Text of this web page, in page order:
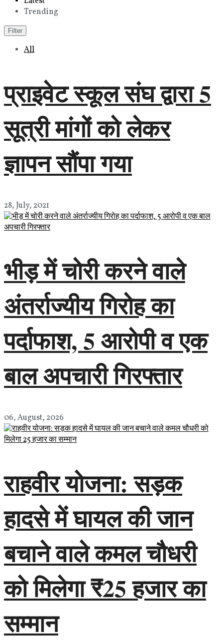
Trending
Filter
All
प्राइवेट स्कूल संघ द्वारा 5
सूत्री मांगों को लेकर
ज्ञापन सौंपा गया
28, July, 2021
भीड़ में चोरी करने वाले
अंतर्राज्यीय गिरोह का
पर्दाफाश, 5 आरोपी व एक
बाल अपचारी गिरफ्तार
06, August, 2026
राहवीर योजना: सड़क
हादसे में घायल की जान
बचाने वाले कमल चौधरी
को मिलेगा ₹25 हजार का
सम्मान